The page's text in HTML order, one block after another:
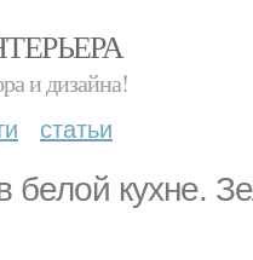
и дизайна!
статьи
белой кухне.